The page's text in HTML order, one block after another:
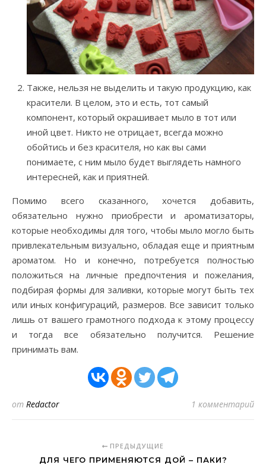
Также, нельзя не выделить и такую продукцию, как
красители. В целом, это и есть, тот самый
компонент, который окрашивает мыло в тот или
иной цвет. Никто не отрицает, всегда можно
обойтись и без красителя, но как вы сами
понимаете, с ним мыло будет выглядеть намного
интересней, как и приятней.
Помимо всего сказанного, хочется добавить,
обязательно нужно приобрести и ароматизаторы,
которые необходимы для того, чтобы мыло могло быть
привлекательным визуально, обладая еще и приятным
ароматом. Но и конечно, потребуется полностью
положиться на личные предпочтения и пожелания,
подбирая формы для заливки, которые могут быть тех
или иных конфигураций, размеров. Все зависит только
лишь от вашего грамотного подхода к этому процессу
и тогда все обязательно получится. Решение
принимать вам.
от Redactor 1 комментарий
ПРЕДЫДУЩИЕ
ДЛЯ ЧЕГО ПРИМЕНЯЮТСЯ ДОЙ – ПАКИ?